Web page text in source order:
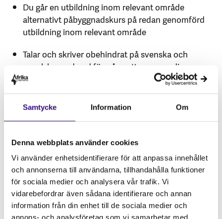
Samtycke Information Om
Denna webbplats använder cookies
Vi använder enhetsidentifierare för att anpassa innehållet
och annonserna till användarna, tillhandahålla funktioner
för sociala medier och analysera vår trafik. Vi
vidarebefordrar även sådana identifierare och annan
information från din enhet till de sociala medier och
annons- och analysföretag som vi samarbetar med.
Du går en utbildning inom relevant område
alternativt påbyggnadskurs på redan genomförd
utbildning inom relevant område
Talar och skriver obehindrat på svenska och
engelska med god förmåga att anpassa din
kommunikation och tonalitet efter relevant
målgrupp
Ansökan
Om du vill ansöka om praktik hos oss skickar du CV
och personligt brev (max 1 sida) till
amanda.johansson@afrikagrupperna.se.
Sista ansökningsdag är den 20 november 2024.
Praktiken är oavlönad, sker på heltid och är placerad
i Stockholm. Praktiken börjar med en